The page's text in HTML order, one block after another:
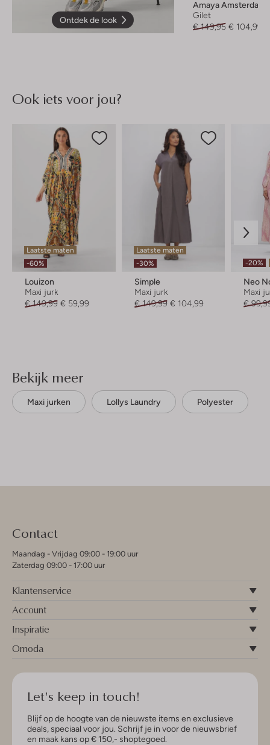
Ontdek de look
Amaya Amsterdam
Gilet
€ 149,95 € 104,99
Ook iets voor jou?
Laatste maten
-60%
Louizon
Maxi jurk
€ 149,99 € 59,99
Laatste maten
-30%
Simple
Maxi jurk
€ 149,99 € 104,99
-20%
Neo
Maxi
€
Bekijk meer
Maxi jurken Lollys Laundry Polyester
Contact
Maandag - Vrijdag 09:00 - 19:00 uur
Zaterdag 09:00 - 17:00 uur
Klantenservice
Account
Inspiratie
Omoda
Let's keep in touch!
Blijf op de hoogte van de nieuwste items en exclusieve
deals, speciaal voor jou. Schrijf je in voor de nieuwsbrief
en maak kans op € 150,- shoptegoed.